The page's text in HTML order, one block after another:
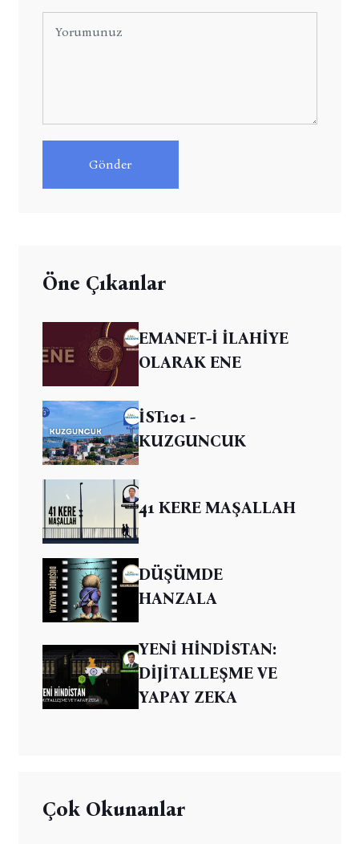
Gönder
Öne Çıkanlar
EMANET-İ İLAHİYE
OLARAK ENE
İST101 -
KUZGUNCUK
41 KERE MAŞALLAH
DÜŞÜMDE
HANZALA
YENİ HİNDİSTAN:
DİJİTALLEŞME VE
YAPAY ZEKA
Çok Okunanlar